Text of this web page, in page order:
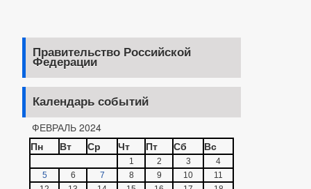
Правительство Российской
Федерации
Календарь событий
ФЕВРАЛЬ 2024
Пн
Вт Ср Чт Пт Сб Вс
1 2 3
4
5
6 7 8 9 10
11